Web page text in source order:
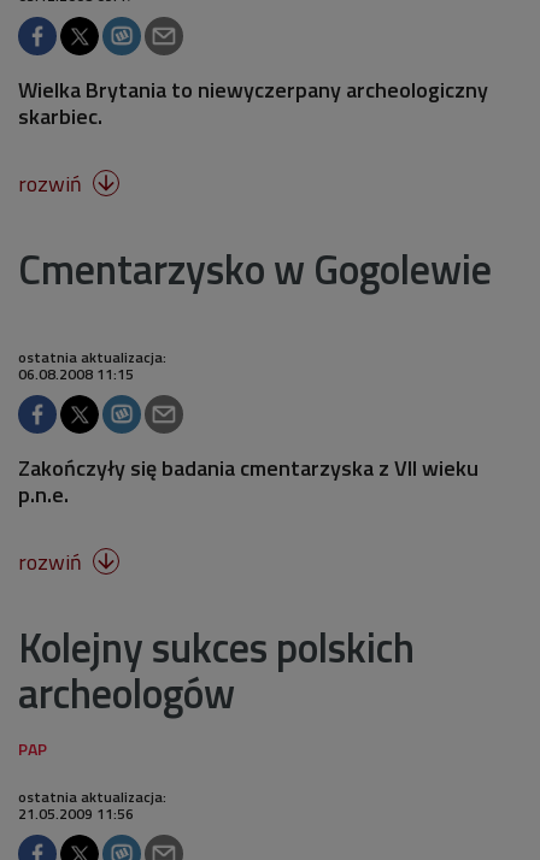
Wielka Brytania to niewyczerpany archeologiczny
skarbiec.
rozwiń 
Cmentarzysko w Gogolewie
ostatnia aktualizacja:
06.08.2008 11:15
Zakończyły się badania cmentarzyska z VII wieku
p.n.e.
rozwiń 
Kolejny sukces polskich
archeologów
ostatnia aktualizacja:
21.05.2009 11:56